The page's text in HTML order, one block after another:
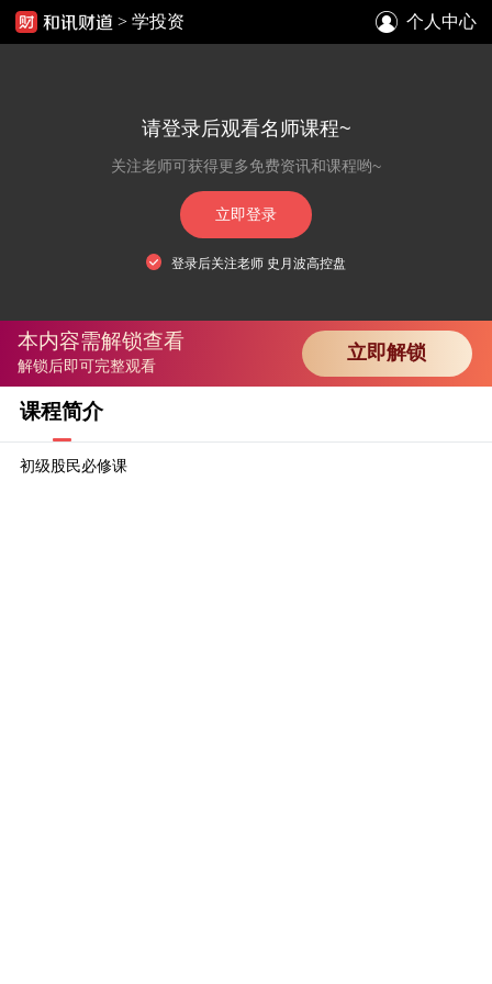
> 学投资 个人中心
请登录后观看名师课程~
关注老师可获得更多免费资讯和课程哟~
立即登录
登录后关注老师 史月波高控盘
本内容需解锁查看
解锁后即可完整观看
立即解锁
课程简介
初级股民必修课